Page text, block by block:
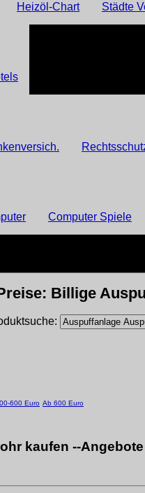
Heizöl-Chart Städte
Computer Spiele
Billige
600 Euro Ab 600 Euro
kaufen --